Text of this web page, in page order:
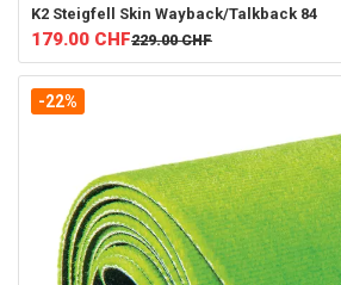
K2 Steigfell Skin Wayback/Talkback 84
179.00 CHF229.00 CHF
-22%